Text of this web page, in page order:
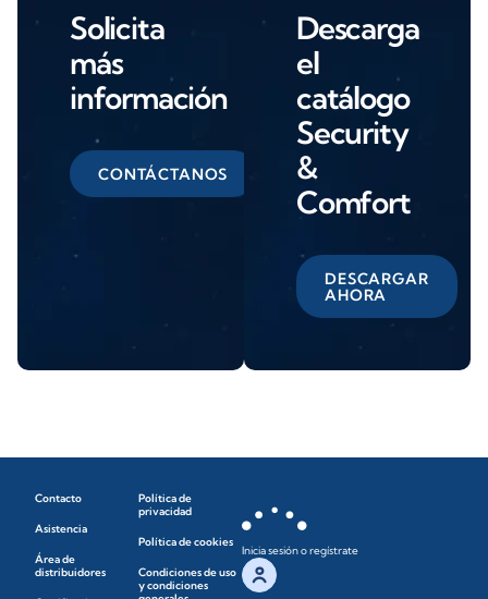
Solicita
más
información
CONTÁCTANOS
Descarga
el
catálogo
Security
&
Comfort
DESCARGAR
AHORA
Contacto
Asistencia
Área de
distribuidores
Política de
privacidad
Política de cookies
Condiciones de uso
y condiciones
Inicia sesión o regístrate